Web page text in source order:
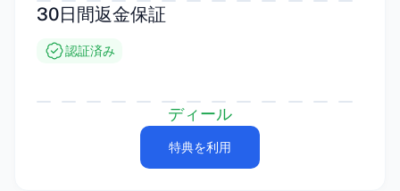
30日間返金保証
認証済み
ディール
特典を利用